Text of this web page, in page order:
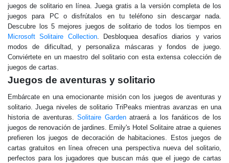
juegos de solitario en línea. Juega gratis a la versión completa de los
juegos para PC o disfrútalos en tu teléfono sin descargar nada.
Descubre los 5 mejores juegos de solitario de todos los tiempos en
Microsoft Solitaire Collection. Desbloquea desafíos diarios y varios
modos de dificultad, y personaliza máscaras y fondos de juego.
Conviértete en un maestro del solitario con esta extensa colección de
juegos de cartas.
Juegos de aventuras y solitario
Embárcate en una emocionante misión con los juegos de aventuras y
solitario. Juega niveles de solitario TriPeaks mientras avanzas en una
historia de aventuras.Solitaire Gardenatraerá a los fanáticos de los
juegos de renovación de jardines. Emily's Hotel Solitaire atrae a quienes
prefieren los juegos de decoración de habitaciones. Estos juegos de
cartas gratuitos en línea ofrecen una perspectiva nueva del solitario,
perfectos para los jugadores que buscan más que el juego de cartas